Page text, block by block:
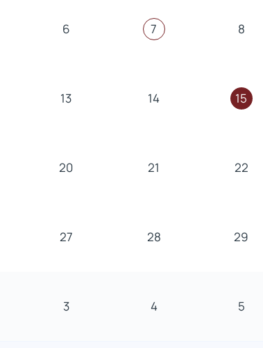
6 7 8
13 14 15
20 21 22
27 28 29
3 4 5